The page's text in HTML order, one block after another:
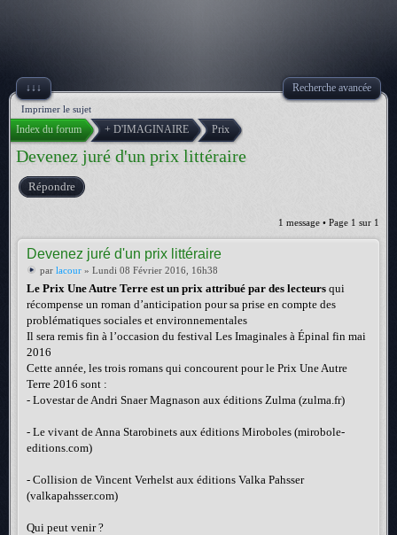
↓↓↓ Recherche avancée
Imprimer le sujet
Index du forum + D'IMAGINAIRE Prix
Devenez juré d'un prix littéraire
Répondre
1 message • Page 1 sur 1
Devenez juré d'un prix littéraire
par lacour » Lundi 08 Février 2016, 16h38
Le Prix Une Autre Terre est un prix attribué par des lecteurs qui
récompense un roman d’anticipation pour sa prise en compte des
problématiques sociales et environnementales
Il sera remis fin à l’occasion du festival Les Imaginales à Épinal fin mai
2016
Cette année, les trois romans qui concourent pour le Prix Une Autre
Terre 2016 sont :
- Lovestar de Andri Snaer Magnason aux éditions Zulma (zulma.fr)
- Le vivant de Anna Starobinets aux éditions Miroboles (mirobole-
editions.com)
- Collision de Vincent Verhelst aux éditions Valka Pahsser
(valkapahsser.com)
Qui peut venir ?